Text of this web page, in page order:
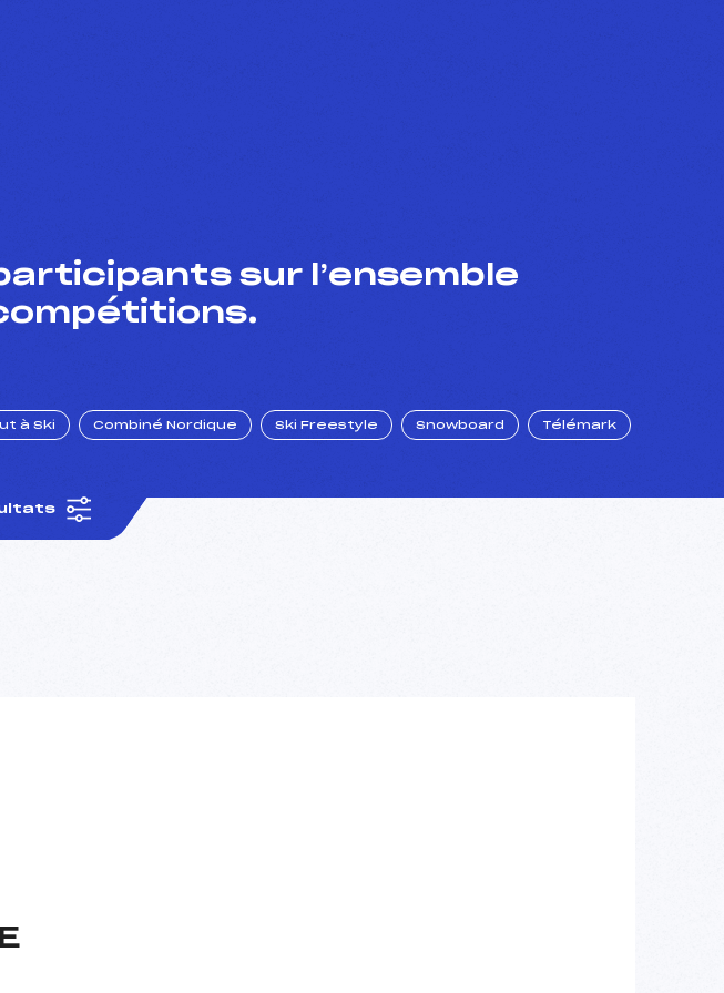
sur l’ensemble
à Ski Combiné Nordique Ski Freestyle Snowboard Télémark